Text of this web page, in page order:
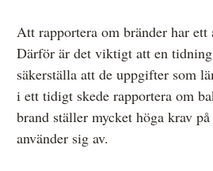
Att rapportera om bränder har ett
Därför är det viktigt att en
säkerställa att de uppgifter som
i ett tidigt skede rapportera om
brand ställer mycket höga krav
använder sig av.